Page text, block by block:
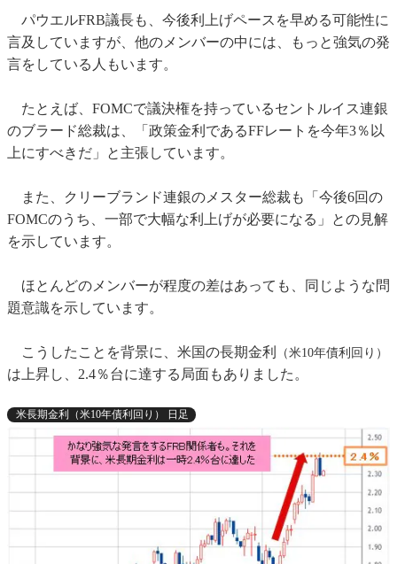
パウエルFRB議長も、今後利上げペースを早める可能性に
言及していますが、他のメンバーの中には、もっと強気の発
言をしている人もいます。
たとえば、FOMCで議決権を持っているセントルイス連銀
のブラード総裁は、「政策金利であるFFレートを今年3％以
上にすべきだ」と主張しています。
また、クリーブランド連銀のメスター総裁も「今後6回の
FOMCのうち、一部で大幅な利上げが必要になる」との見解
を示しています。
ほとんどのメンバーが程度の差はあっても、同じような問
題意識を示しています。
こうしたことを背景に、米国の長期金利 （米10年債利回り）
は上昇し、2.4％台に達する局面もありました。
米長期金利（米10年債利回り） 日足